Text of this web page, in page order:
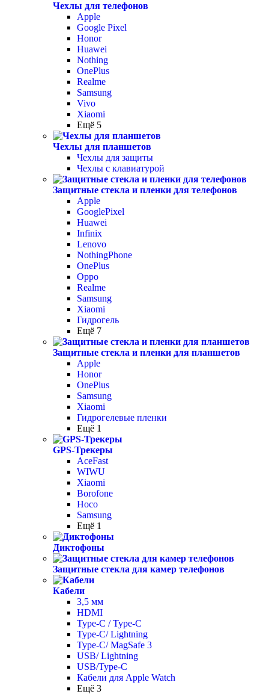
Чехлы для телефонов
Apple
Google Pixel
Honor
Huawei
Nothing
OnePlus
Realme
Samsung
Vivo
Xiaomi
Ещё 5
Чехлы для планшетов
Чехлы для защиты
Чехлы с клавиатурой
Защитные стекла и пленки для телефонов
Apple
GooglePixel
Huawei
Infinix
Lenovo
NothingPhone
OnePlus
Oppo
Realme
Samsung
Xiaomi
Гидрогель
Ещё 7
Защитные стекла и пленки для планшетов
Apple
Honor
OnePlus
Samsung
Xiaomi
Гидрогелевые пленки
Ещё 1
GPS-Трекеры
AceFast
WIWU
Xiaomi
Borofone
Hoco
Samsung
Ещё 1
Диктофоны
Защитные стекла для камер телефонов
Кабели
3,5 мм
HDMI
Type-C / Type-C
Type-C/ Lightning
Type-C/ MagSafe 3
USB/ Lightning
USB/Type-C
Кабели для Apple Watch
Ещё 3